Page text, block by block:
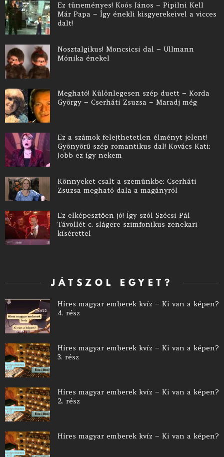
Ez tüneményes! Koós János – Pipilni Kell
Már Papa – Így énekli kisgyerekeivel a vicces
dalt!
Nosztalgikus! Moncsicsi dal – Ullmann
Mónika énekel
Megható! Különlegesen szép duett – Korda
György – Cserháti Zsuzsa – Maradj még
Ez a számok felejthetetlen élményt jelent!
Gyönyörű szép romantikus dal! Kovács Kati:
Jobb ez így nekem
Könnyeket csalt a szemünkbe: Cserháti
Zsuzsa megható dala a magányról
Ez elképesztően jó! Így szól Szécsi Pál
Távollét c. slágere szimfonikus zenekari
kísérettel
JÁTSZOL EGYET?
Híres magyar emberek kvíz – Ki van a képen?
4. rész
Híres magyar emberek kvíz – Ki van a képen?
3. rész
Híres magyar emberek kvíz – Ki van a képen?
2. rész
Híres magyar emberek kvíz – Ki van a képen?